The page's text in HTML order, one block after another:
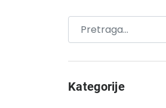
Kategorije